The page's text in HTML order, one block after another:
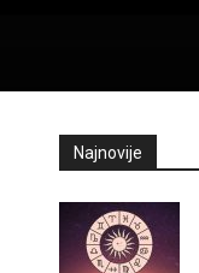
Najnovije